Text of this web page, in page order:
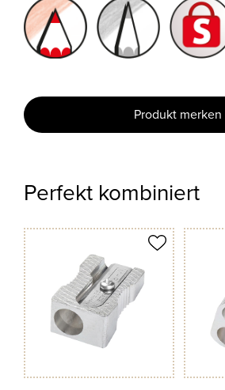
Produkt merken
Perfekt kombiniert
merken Produkt merken